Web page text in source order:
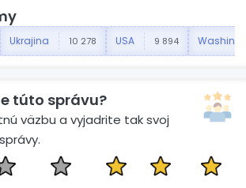
Ukrajina 10 278 USA 9 894
túto správu?
väzbu a vyjadrite tak svoj